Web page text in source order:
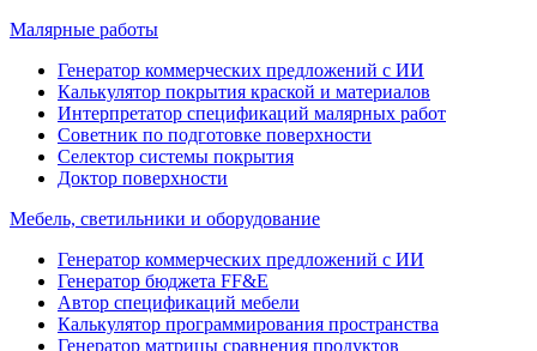
Малярные работы
Генератор коммерческих предложений с ИИ
Калькулятор покрытия краской и материалов
Интерпретатор спецификаций малярных работ
Советник по подготовке поверхности
Селектор системы покрытия
Доктор поверхности
Мебель, светильники и оборудование
Генератор коммерческих предложений с ИИ
Генератор бюджета FF&E
Автор спецификаций мебели
Калькулятор программирования пространства
Генератор матрицы сравнения продуктов